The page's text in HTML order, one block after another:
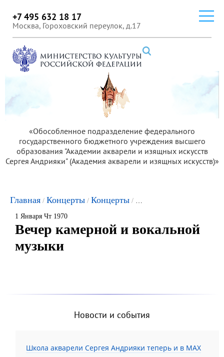
«Обособленное подразделение федерального
государственного бюджетного учреждения высшего
образования "Академии акварели и изящных искусств
Сергея Андрияки" (Академия акварели и изящных искусств)»
+7 495 632 18 17
Москва, Гороховский переулок, д.17
Главная / Концерты / Концерты / Вечер камерной и
1 Января Чт 1970
Вечер камерной и вокальной
музыки
Новости и события
Школа акварели Сергея Андрияки теперь и в MAX